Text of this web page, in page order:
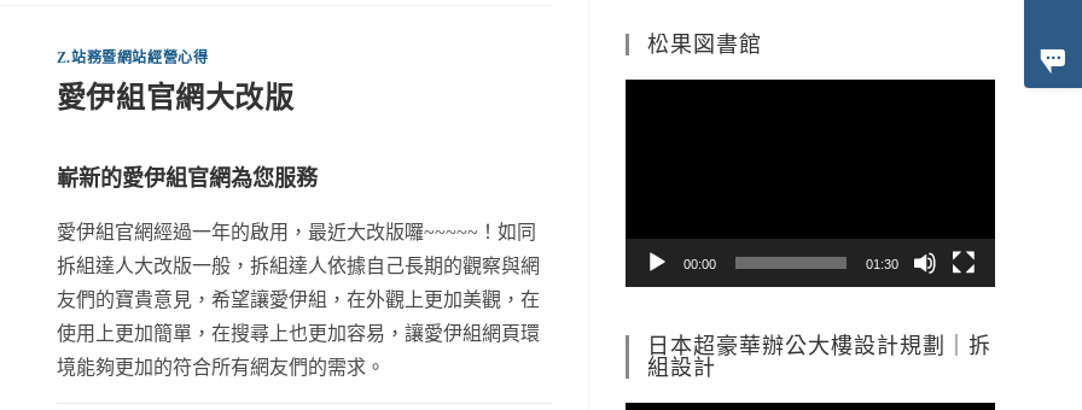
Z.站務暨網站經營心得
愛伊組官網大改版
嶄新的愛伊組官網為您服務
愛伊組官網經過一年的啟用，最近大改版囉~~~~~！如同
拆組達人大改版一般，拆組達人依據自己長期的觀察與網
友們的寶貴意見，希望讓愛伊組，在外觀上更加美觀，在
使用上更加簡單，在搜尋上也更加容易，讓愛伊組網頁環
境能夠更加的符合所有網友們的需求。
松果図書館
00:00 01:30
日本超豪華辦公大樓設計規劃｜拆
組設計